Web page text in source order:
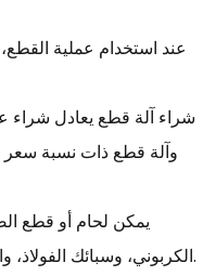
يمكن لحام أو قطع
الكربوني، وسبائك الفولاذ، والفولاذ المقاوم للصدأ، والمواد الأخرى.